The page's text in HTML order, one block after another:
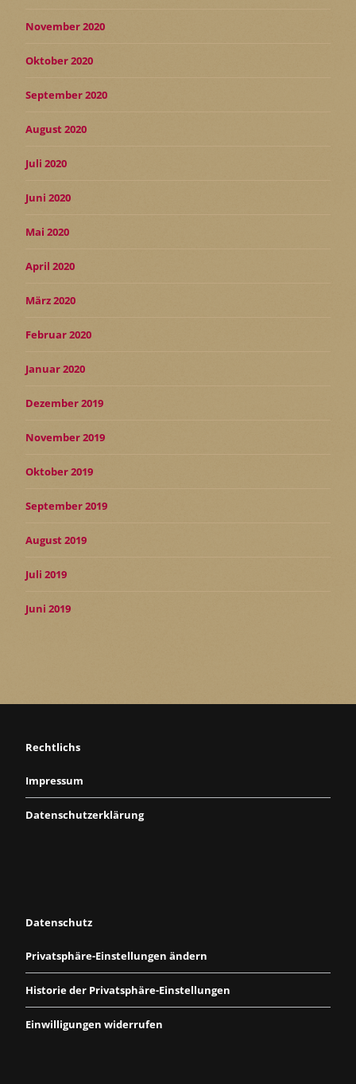
November 2020
Oktober 2020
September 2020
August 2020
Juli 2020
Juni 2020
Mai 2020
April 2020
März 2020
Februar 2020
Januar 2020
Dezember 2019
November 2019
Oktober 2019
September 2019
August 2019
Juli 2019
Juni 2019
Rechtlichs
Impressum
Datenschutzerklärung
Datenschutz
Privatsphäre-Einstellungen ändern
Historie der Privatsphäre-Einstellungen
Einwilligungen widerrufen